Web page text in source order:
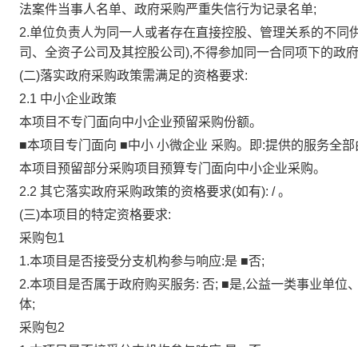
法案件当事人名单、政府采购严重失信行为记录名单;
2.单位负责人为同一人或者存在直接控股、管理关系的不
司、全资子公司及其控股公司),不得参加同一合同项下的政
(二)落实政府采购政策需满足的资格要求:
2.1 中小企业政策
本项目不专门面向中小企业预留采购份额。
■本项目专门面向 ■中小 小微企业 采购。即:提供的服务全
本项目预留部分采购项目预算专门面向中小企业采购。
2.2 其它落实政府采购政策的资格要求(如有): /。
(三)本项目的特定资格要求:
采购包1
1.本项目是否接受分支机构参与响应:是 ■否;
2.本项目是否属于政府购买服务: 否; ■是,公益一类事业单
体;
采购包2